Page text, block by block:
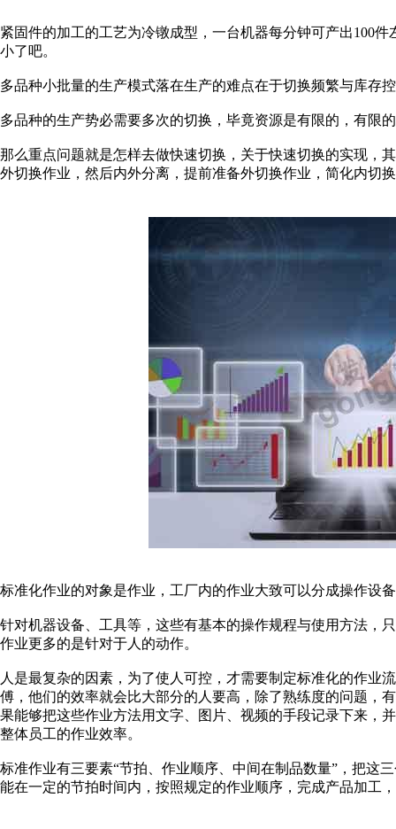
紧固件的加工的工艺为冷镦成型，一台机器每分钟可产出100
小了吧。
多品种小批量的生产模式落在生产的难点在于切换频繁与库存
多品种的生产势必需要多次的切换，毕竟资源是有限的，有限
那么重点问题就是怎样去做快速切换，关于快速切换的实现，
外切换作业，然后内外分离，提前准备外切换作业，简化内切
标准化作业的对象是作业，工厂内的作业大致可以分成操作设
针对机器设备、工具等，这些有基本的操作规程与使用方法，
作业更多的是针对于人的动作。
人是最复杂的因素，为了使人可控，才需要制定标准化的作业
傅，他们的效率就会比大部分的人要高，除了熟练度的问题，
果能够把这些作业方法用文字、图片、视频的手段记录下来，
整体员工的作业效率。
标准作业有三要素“节拍、作业顺序、中间在制品数量”，把这
能在一定的节拍时间内，按照规定的作业顺序，完成产品加工